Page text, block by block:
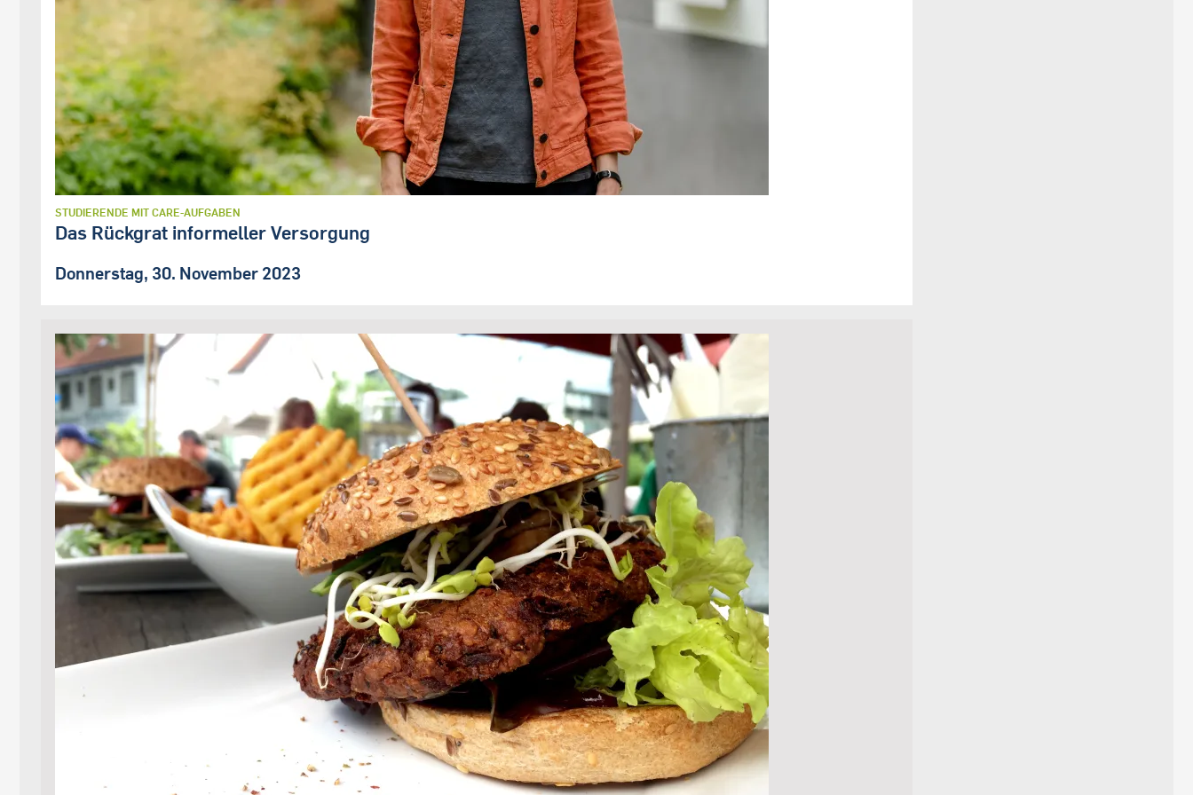
STUDIERENDE MIT CARE-AUFGABEN
Das Rückgrat informeller Versorgung
Donnerstag, 30. November 2023